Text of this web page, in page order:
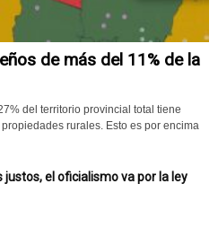
de más del 11% de la
del territorio provincial total tiene
rurales. Esto es por encima
justos, el oficialismo va por la ley